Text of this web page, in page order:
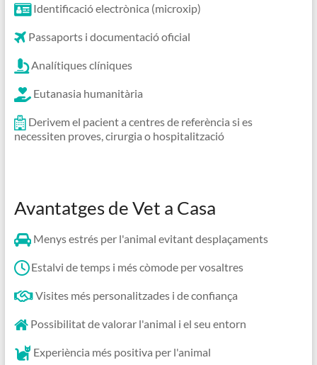
Identificació electrònica (microxip)
Passaports i documentació oficial
Analítiques clíniques
Eutanasia humanitària
Derivem el pacient a centres de referència si es
necessiten proves, cirurgia o hospitalització
Avantatges de Vet a Casa
Menys estrés per l'animal evitant desplaçaments
Estalvi de temps i més còmode per vosaltres
Visites més personalitzades i de confiança
Possibilitat de valorar l'animal i el seu entorn
Experiència més positiva per l'animal